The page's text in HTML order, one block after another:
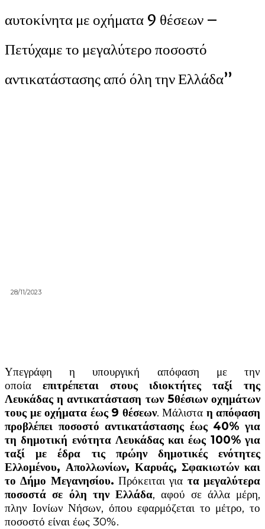
αυτοκίνητα με οχήματα 9 θέσεων –
Πετύχαμε το μεγαλύτερο ποσοστό
αντικατάστασης από όλη την Ελλάδα”
28/11/2023
Υπεγράφη η υπουργική απόφαση με την
οποία επιτρέπεται στους ιδιοκτήτες ταξί της
Λευκάδας η αντικατάσταση των 5θέσιων οχημάτων
τους με οχήματα έως 9 θέσεων. Μάλιστα η απόφαση
προβλέπει ποσοστό αντικατάστασης έως 40% για
τη δημοτική ενότητα Λευκάδας και έως 100% για
ταξί με έδρα τις πρώην δημοτικές ενότητες
Ελλομένου, Απολλωνίων, Καρυάς, Σφακιωτών και
το Δήμο Μεγανησίου. Πρόκειται για τα μεγαλύτερα
ποσοστά σε όλη την Ελλάδα, αφού σε άλλα μέρη,
πλην Ιονίων Νήσων, όπου εφαρμόζεται το μέτρο, το
ποσοστό είναι έως 30%.